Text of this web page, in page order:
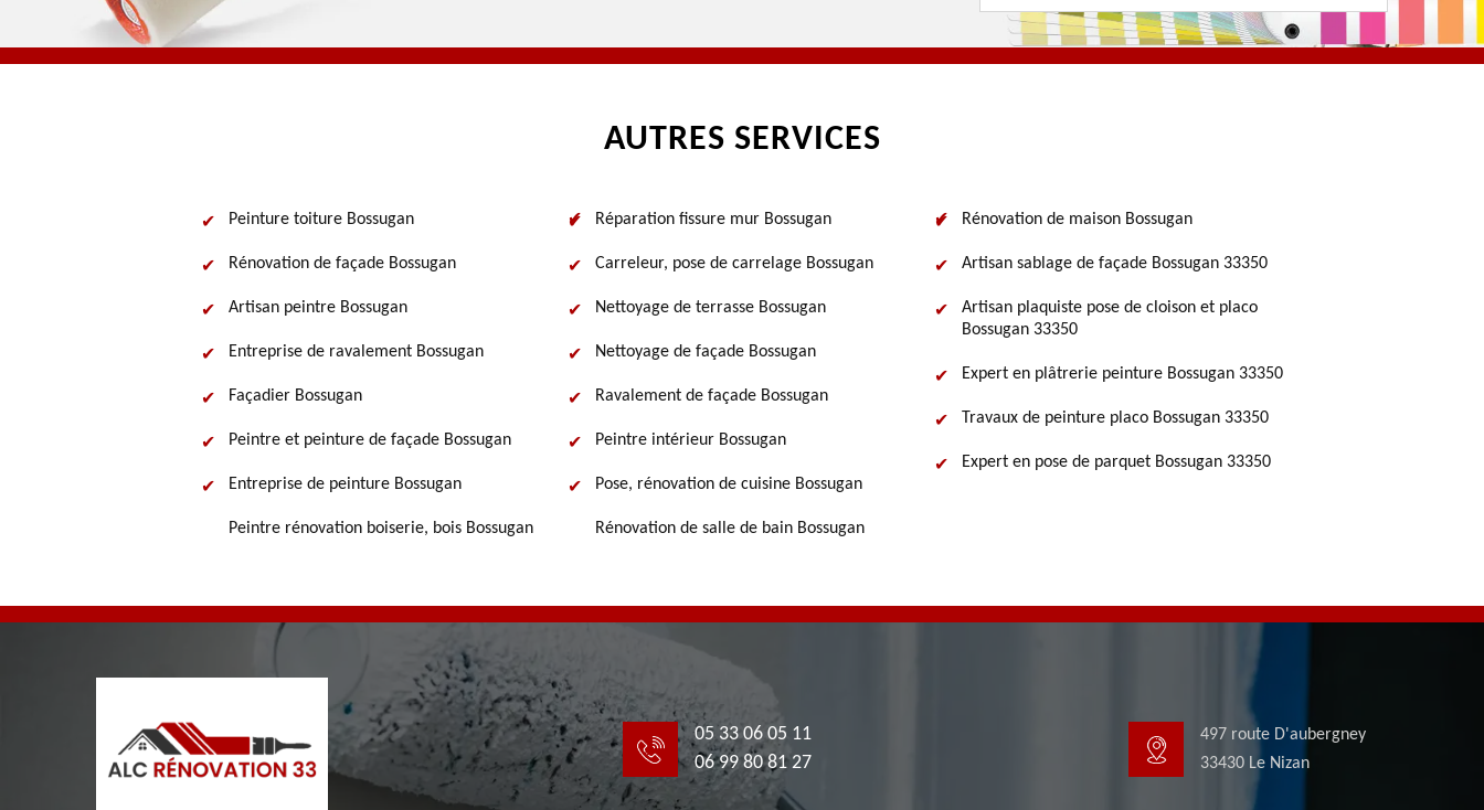
AUTRES SERVICES
Peinture toiture Bossugan
Rénovation de façade Bossugan
Artisan peintre Bossugan
Entreprise de ravalement Bossugan
Façadier Bossugan
Peintre et peinture de façade Bossugan
Entreprise de peinture Bossugan
Peintre rénovation boiserie, bois Bossugan
Réparation fissure mur Bossugan
Carreleur, pose de carrelage Bossugan
Nettoyage de terrasse Bossugan
Nettoyage de façade Bossugan
Ravalement de façade Bossugan
Peintre intérieur Bossugan
Pose, rénovation de cuisine Bossugan
Rénovation de salle de bain Bossugan
Rénovation de maison Bossugan
Artisan sablage de façade Bossugan 33350
Artisan plaquiste pose de cloison et placo
Bossugan 33350
Expert en plâtrerie peinture Bossugan 33350
Travaux de peinture placo Bossugan 33350
Expert en pose de parquet Bossugan 33350
05 33 06 05 11
06 99 80 81 27
497 route D'aubergney
33430 Le Nizan